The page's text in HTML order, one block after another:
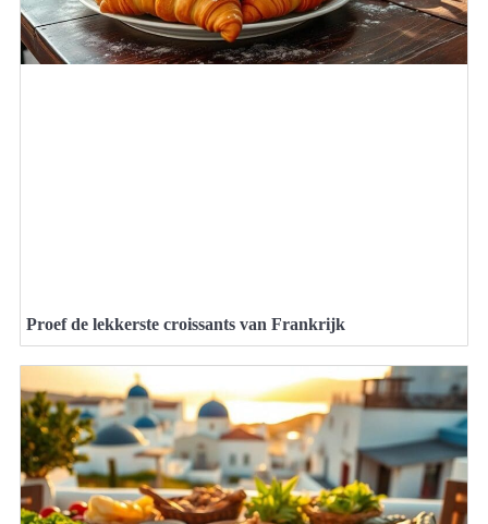
Proef de lekkerste croissants van Frankrijk